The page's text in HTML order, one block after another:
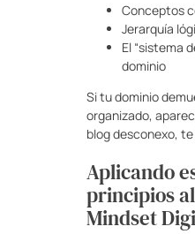
Conceptos
Jerarquía
El “sistema
dominio
Si tu dominio
organizado,
blog desconexo,
Aplicando
principios
Mindset